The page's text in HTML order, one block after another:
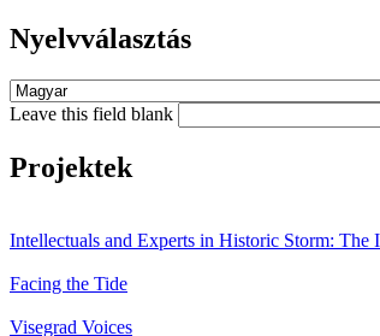
Nyelvválasztás
Leave this field blank
Projektek
Intellectuals and Experts in Historic Storm: The
Facing the Tide
Visegrad Voices